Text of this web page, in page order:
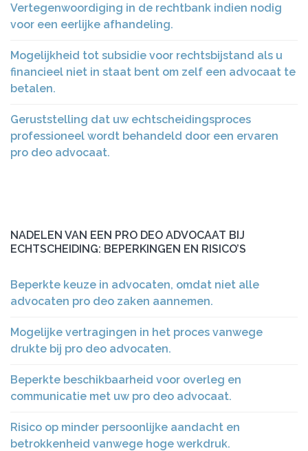
Vertegenwoordiging in de rechtbank indien nodig
voor een eerlijke afhandeling.
Mogelijkheid tot subsidie voor rechtsbijstand als u
financieel niet in staat bent om zelf een advocaat te
betalen.
Geruststelling dat uw echtscheidingsproces
professioneel wordt behandeld door een ervaren
pro deo advocaat.
NADELEN VAN EEN PRO DEO ADVOCAAT BIJ
ECHTSCHEIDING: BEPERKINGEN EN RISICO’S
Beperkte keuze in advocaten, omdat niet alle
advocaten pro deo zaken aannemen.
Mogelijke vertragingen in het proces vanwege
drukte bij pro deo advocaten.
Beperkte beschikbaarheid voor overleg en
communicatie met uw pro deo advocaat.
Risico op minder persoonlijke aandacht en
betrokkenheid vanwege hoge werkdruk.